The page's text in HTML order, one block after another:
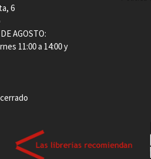
6
AGOSTO:
11:00 a 14:00 y